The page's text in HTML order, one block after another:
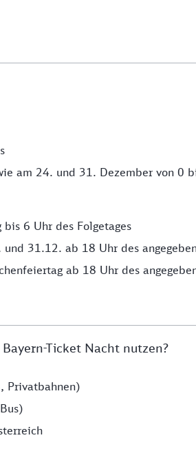
am 24. und 31. Dezember von 0
bis 6 Uhr des Folgetages
31.12. ab 18 Uhr des
ab 18 Uhr des
Ticket Nacht nutzen?
Privatbahnen)